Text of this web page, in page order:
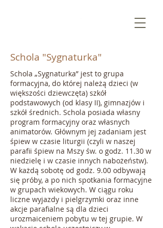
PARAFIA MIŁOSIERDZIA
BOŻEGO
w SKAWINIE
Schola "Sygnaturka"
Schola „Sygnaturka” jest to grupa
formacyjna, do której należą dzieci (w
większości dziewczęta) szkół
podstawowych (od klasy II), gimnazjów i
szkół średnich. Schola posiada własny
program formacyjny oraz własnych
animatorów. Głównym jej zadaniam jest
śpiew w czasie liturgii (czyli w naszej
parafii śpiew na Mszy św. o godz. 11.30 w
niedzielę i w czasie innych nabożeństw).
W każdą sobotę od godz. 9.00 odbywają
się próby, a po nich spotkania formacyjne
w grupach wiekowych. W ciągu roku
liczne wyjazdy i pielgrzymki oraz inne
akcje parafialne są dla dzieci
urozmaiceniem pobytu w tej grupie. W